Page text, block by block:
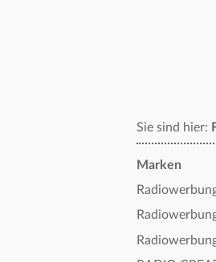
Sie sind hier:
Marken